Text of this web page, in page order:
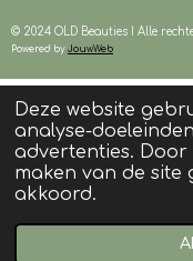
Deze website
analyse-
advertenties.
maken van de site
akkoord.
© 2024 OLD Beauties I Alle
Powered by JouwWeb